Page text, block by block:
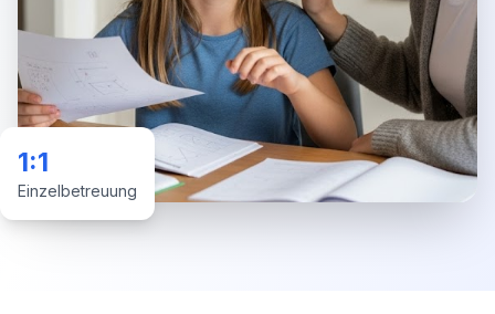
1:1
Einzelbetreuung